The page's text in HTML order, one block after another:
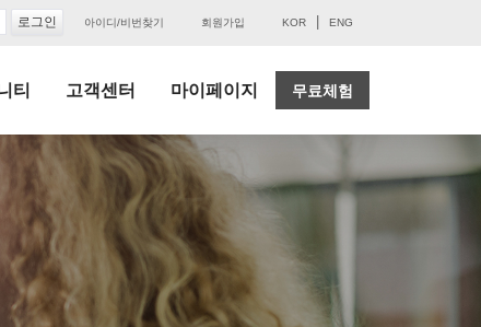
아이디/비번찾기 회원가입 KOR ENG
티 고객센터 마이페이지 무료체험